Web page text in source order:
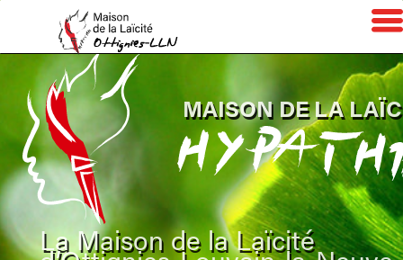
MAISON DE LA
La Maison de la Laïcité